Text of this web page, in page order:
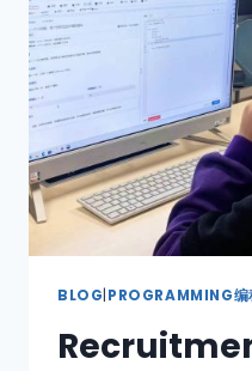
BLOG PROGRAMMING编